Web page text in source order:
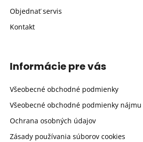
Objednať servis
Kontakt
Informácie pre vás
Všeobecné obchodné podmienky
Všeobecné obchodné podmienky nájmu
Ochrana osobných údajov
Zásady používania súborov cookies